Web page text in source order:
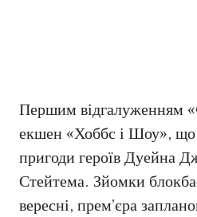
Першим відгалуженням
екшен «Хоббс і Шоу», що
пригоди героїв Дуейна
Стейтема. Зйомки
вересні, прем’єра